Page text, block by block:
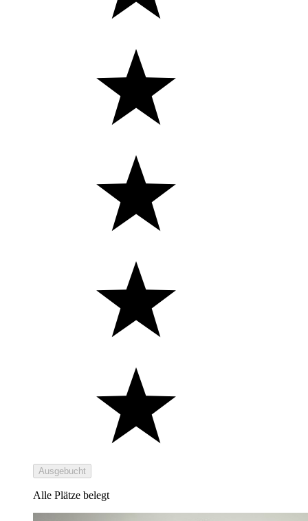
Ausgebucht
Alle Plätze belegt